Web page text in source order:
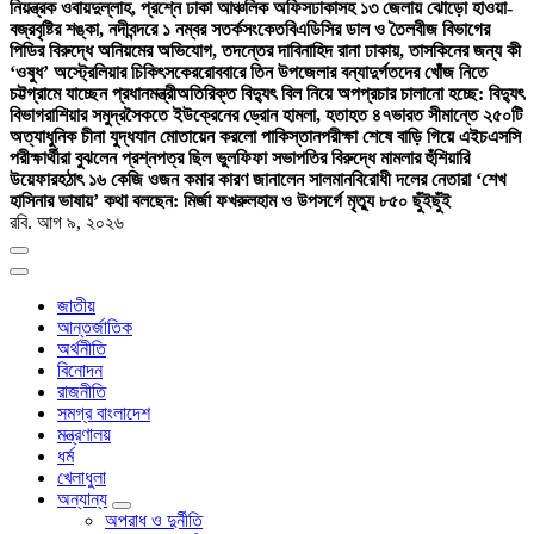
নিয়ন্ত্রক ওবায়দুল্লাহ, প্রশ্নে ঢাকা আঞ্চলিক অফিসঢাকাসহ ১৩ জেলায় ঝোড়ো হাওয়া-
বজ্রবৃষ্টির শঙ্কা, নদীবন্দরে ১ নম্বর সতর্কসংকেতবিএডিসির ডাল ও তৈলবীজ বিভাগের
পিডির বিরুদ্ধে অনিয়মের অভিযোগ, তদন্তের দাবিনাহিদ রানা ঢাকায়, তাসকিনের জন্য কী
‘ওষুধ’ অস্ট্রেলিয়ার চিকিৎসকেররোববারে তিন উপজেলার বন্যাদুর্গতদের খোঁজ নিতে
চট্টগ্রামে যাচ্ছেন প্রধানমন্ত্রীঅতিরিক্ত বিদ্যুৎ বিল নিয়ে অপপ্রচার চালানো হচ্ছে: বিদ্যুৎ
বিভাগরাশিয়ার সমুদ্রসৈকতে ইউক্রেনের ড্রোন হামলা, হতাহত ৪৭ভারত সীমান্তে ২৫০টি
অত্যাধুনিক চীনা যুদ্ধযান মোতায়েন করলো পাকিস্তানপরীক্ষা শেষে বাড়ি গিয়ে এইচএসসি
পরীক্ষার্থীরা বুঝলেন প্রশ্নপত্র ছিল ভুলফিফা সভাপতির বিরুদ্ধে মামলার হুঁশিয়ারি
উয়েফারহঠাৎ ১৬ কেজি ওজন কমার কারণ জানালেন সালমানবিরোধী দলের নেতারা ‘শেখ
হাসিনার ভাষায়’ কথা বলছেন: মির্জা ফখরুলহাম ও উপসর্গে মৃত্যু ৮৫০ ছুঁইছুঁই
রবি. আগ ৯, ২০২৬
জাতীয়
আন্তর্জাতিক
অর্থনীতি
বিনোদন
রাজনীতি
সমগ্র বাংলাদেশ
মন্ত্রণালয়
ধর্ম
খেলাধুলা
অন্যান্য
অপরাধ ও দুর্নীতি